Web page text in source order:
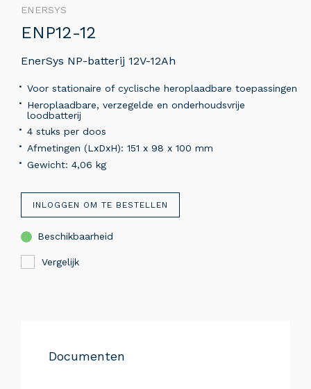
ENERSYS
ENP12-12
EnerSys NP-batterij 12V-12Ah
Voor stationaire of cyclische heroplaadbare toepassingen
Heroplaadbare, verzegelde en onderhoudsvrije
loodbatterij
4 stuks per doos
Afmetingen (LxDxH): 151 x 98 x 100 mm
Gewicht: 4,06 kg
INLOGGEN OM TE BESTELLEN
Beschikbaarheid
Vergelijk
Documenten